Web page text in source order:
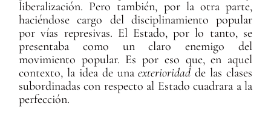
liberalización. Pero también, por la otra parte,
haciéndose cargo del disciplinamiento popular
por vías represivas. El Estado, por lo tanto, se
presentaba como un claro enemigo del
movimiento popular. Es por eso que, en aquel
contexto, la idea de unaexterioridad de las clases
subordinadas con respecto al Estado cuadrara a la
perfección.